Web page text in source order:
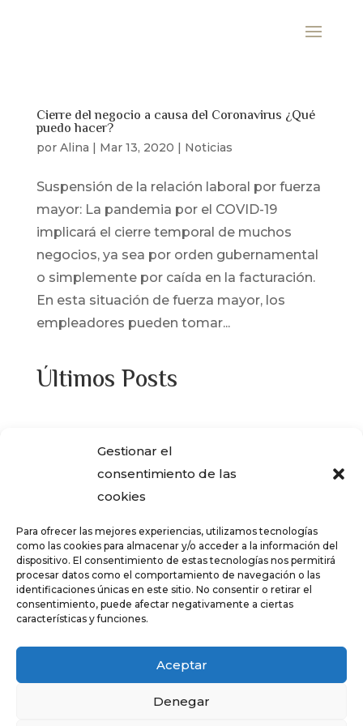
Gestionar el
consentimiento de las
cookies
Para ofrecer las mejores experiencias, utilizamos tecnologías
como las cookies para almacenar y/o acceder a la información del
dispositivo. El consentimiento de estas tecnologías nos permitirá
procesar datos como el comportamiento de navegación o las
identificaciones únicas en este sitio. No consentir o retirar el
consentimiento, puede afectar negativamente a ciertas
características y funciones.
Aceptar
Denegar
Cierre del negocio a causa del Coronavirus ¿Qué
puedo hacer?
por Alina | Mar 13, 2020 | Noticias
Suspensión de la relación laboral por fuerza
mayor: La pandemia por el COVID-19
implicará el cierre temporal de muchos
negocios, ya sea por orden gubernamental
o simplemente por caída en la facturación.
En esta situación de fuerza mayor, los
empleadores pueden tomar...
Últimos Posts
ENCASA CIBELES compró al IVIMA en el
año 2013?
LAS EMPRESAS
¿Qué es el teletrabajo y en que consiste?
CRÉDITOS – TARJETAS REVOLVING
FALSOS CORREOS ELECTRÓNICOS CON
AVISOS DE COBRO DE ERTE